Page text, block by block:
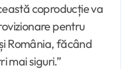
coproducție va
pentru
România, făcând
mai siguri.”